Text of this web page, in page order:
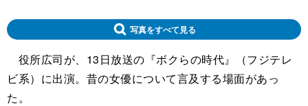
写真をすべて見る
役所広司が、13日放送の『ボクらの時代』（フジテレ
ビ系）に出演。昔の女優について言及する場面があっ
た。